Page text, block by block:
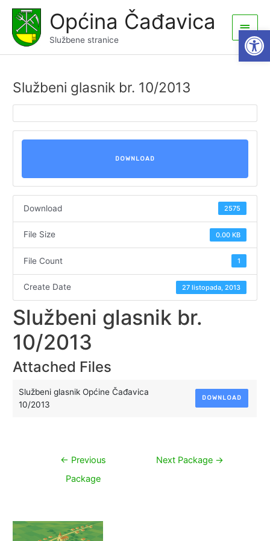
content
Općina Čađavica
Službene stranice
Main
Menu
Službeni glasnik br. 10/2013
DOWNLOAD
Download 2575
File Size 0.00 KB
File Count 1
Create Date 27 listopada, 2013
Službeni glasnik br.
10/2013
Attached Files
Službeni glasnik Općine Čađavica
10/2013
DOWNLOAD
Navigacija
← Previous
Package
Next Package →